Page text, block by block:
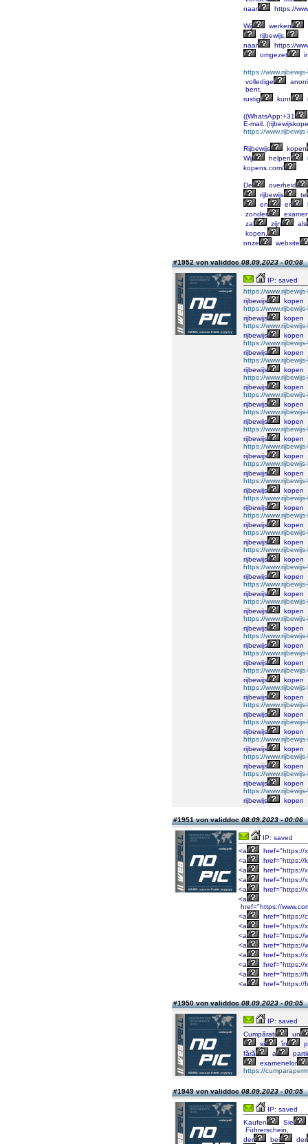
naar
https://
Wij werken
rijbewijs,
naar
https://
omgezet
https://
volledige
bent,
rustig
kunt
((WhatsApp:+31
E-
https://
Rijbewijs
kopen
Wij
helpen
kopens.com/
De
overheid
rijbewijs
te
en
er
zonder
zal
zijn
als
kopen,
onze
website
#1952 von validdoc08.09.2023 - 00:08
IP: saved
https://
rijbewijs
kopen
https://
rijbewijs
kopen
https://
rijbewijs
kopen
https://
rijbewijs
kopen
https://
rijbewijs
kopen
https://
rijbewijs
kopen
https://
rijbewijs
kopen
https://
rijbewijs
kopen
https://
rijbewijs
kopen
https://
rijbewijs
kopen
https://
rijbewijs
kopen
https://
rijbewijs
kopen
https://
rijbewijs
kopen
https://
rijbewijs
kopen
https://
rijbewijs
kopen
https://
rijbewijs
kopen
https://
rijbewijs
kopen
https://
rijbewijs
kopen
https://
rijbewijs
kopen
https://
rijbewijs
kopen
https://
rijbewijs
kopen
https://
rijbewijs
kopen
https://
rijbewijs
kopen
https://
rijbewijs
kopen
https://
rijbewijs
kopen
https://
rijbewijs
kopen
https://
rijbewijs
kopen
https://
rijbewijs
kopen
https://
rijbewijs
kopen
https://
rijbewijs
kopen
#1951 von validdoc08.09.2023 - 00:06
IP: saved
<a
href="https://
<a
href="https://
<a
href="https://
<a
href="https://
<a
href="https://
<a
href="https://
<a
href="https://
<a
href="https://
<a
href="https://
<a
href="https://
<a
href="https://
<a
href="https://
<a
href="https://
<a
href="https://
#1950 von validdoc08.09.2023 - 00:05
IP: saved
Cumpărați
un
și
în
fără
a
examenelor
https://
#1949 von validdoc08.09.2023 - 00:05
IP: saved
Kaufen
Sie
Führerschein,
der
bei
der